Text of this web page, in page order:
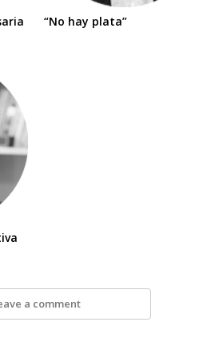
“No hay plata”
a comment